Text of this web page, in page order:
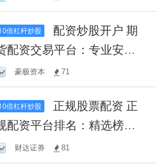
倍杠杆炒股
配资交易平台：专业安
，杠杆放大收益！
豪极资本 71
倍杠杆炒股
配资平台排名：精选榜单
您安心投资
财达证券 81